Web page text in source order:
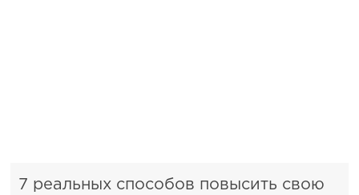
7 реальных способов повысить свою